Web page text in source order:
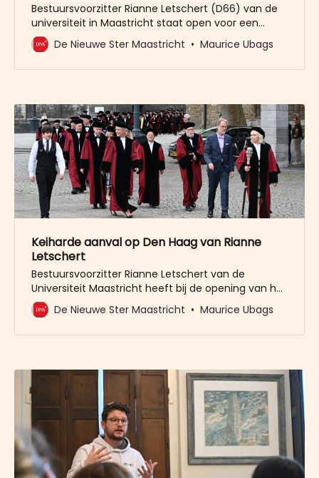
Bestuursvoorzitter Rianne Letschert (D66) van de
universiteit in Maastricht staat open voor een
ministerschap, als ze gevraagd wordt. Na negen
jaar onderwijs hoeft dat overigens niet alleen
mensenrechten”, zegt Letschert
De Nieuwe Ster Maastricht Maurice Ubags
Keiharde aanval op Den Haag van Rianne
Letschert
Bestuursvoorzitter Rianne Letschert van de
Universiteit Maastricht heeft bij de opening van het
academisch jaar keihard uitgehaald naar Den
Haag. “Het wordt een spannend jaar met zuur in
De Nieuwe Ster Maastricht Maurice Ubags